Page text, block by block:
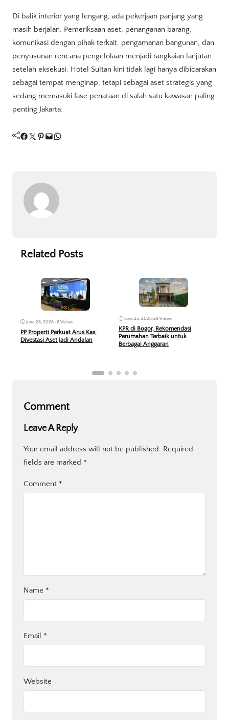
Di balik interior yang lengang, ada pekerjaan panjang yang
masih berjalan. Pemeriksaan aset, penanganan barang,
komunikasi dengan pihak terkait, pengamanan bangunan, dan
penyusunan rencana pengelolaan menjadi rangkaian lanjutan
setelah eksekusi. Hotel Sultan kini tidak lagi hanya dibicarakan
sebagai tempat menginap, tetapi sebagai aset strategis yang
sedang memasuki fase penataan di salah satu kawasan paling
penting Jakarta.
Facebook Twitter Pinterest Mail WhatsApp
Related Posts
June 28, 2026•16 Views
PP Properti Perkuat Arus Kas,
Divestasi Aset Jadi Andalan
June 25, 2026•29 Views
KPR di Bogor, Rekomendasi
Perumahan Terbaik untuk
Berbagai Anggaran
Comment
Leave A Reply
Your email address will not be published. Required
fields are marked *
Comment *
Name *
Email *
Website